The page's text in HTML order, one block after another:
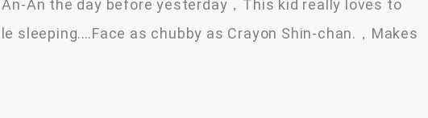
An the day before yesterday，This kid really loves to
sleeping.…Face as chubby as Crayon Shin-chan.，Makes